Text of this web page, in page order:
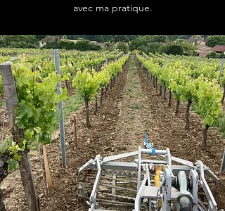
avec ma pratique.